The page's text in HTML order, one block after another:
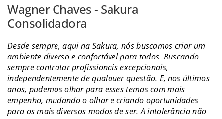
Wagner Chaves - Sakura
Consolidadora
Desde sempre, aqui na Sakura, nós buscamos criar um
ambiente diverso e confortável para todos. Buscando
sempre contratar profissionais excepcionais,
independentemente de qualquer questão. E, nos últimos
anos, pudemos olhar para esses temas com mais
empenho, mudando o olhar e criando oportunidades
para os mais diversos modos de ser. A intolerância não